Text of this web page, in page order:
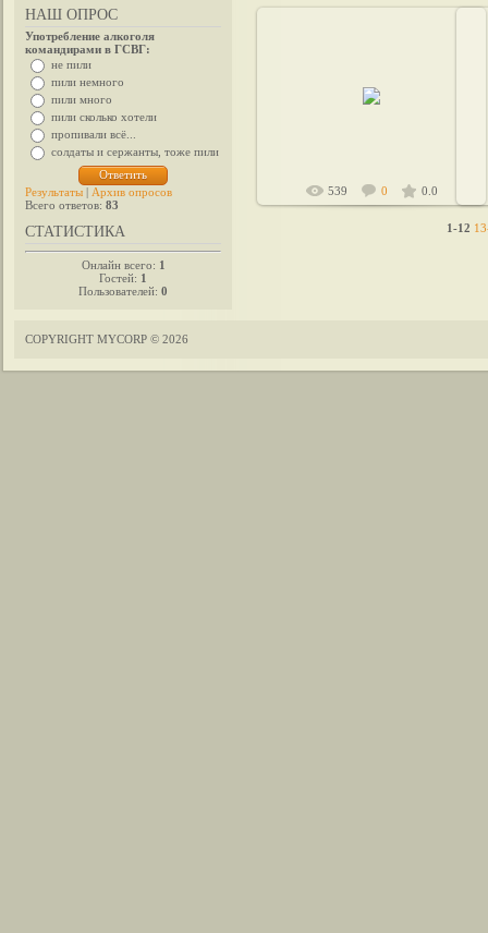
НАШ ОПРОС
Употребление алкоголя
командирами в ГСВГ:
не пили
пили немного
пили много
пили сколько хотели
пропивали всё...
солдаты и сержанты, тоже пили
Результаты | Архив опросов
Всего ответов: 83
СТАТИСТИКА
Онлайн всего: 1
Гостей: 1
Пользователей: 0
539 0 0.0
1-12
COPYRIGHT MYCORP © 2026